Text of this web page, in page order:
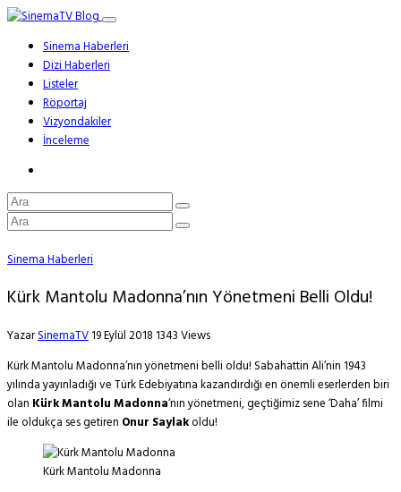
Sinema Haberleri
Dizi Haberleri
Listeler
Röportaj
Vizyondakiler
İnceleme
Sinema Haberleri
Kürk Mantolu Madonna’nın Yönetmeni Belli Oldu!
YazarSinemaTV19 Eylül 2018 1343 Views
Kürk Mantolu Madonna’nın yönetmeni belli oldu! Sabahattin Ali’nin 1943
yılında yayınladığı ve Türk Edebiyatına kazandırdığı en önemli eserlerden biri
olan Kürk Mantolu Madonna‘nın yönetmeni, geçtiğimiz sene ‘Daha’ filmi
ile oldukça ses getiren Onur Saylakoldu!
Kürk Mantolu Madonna